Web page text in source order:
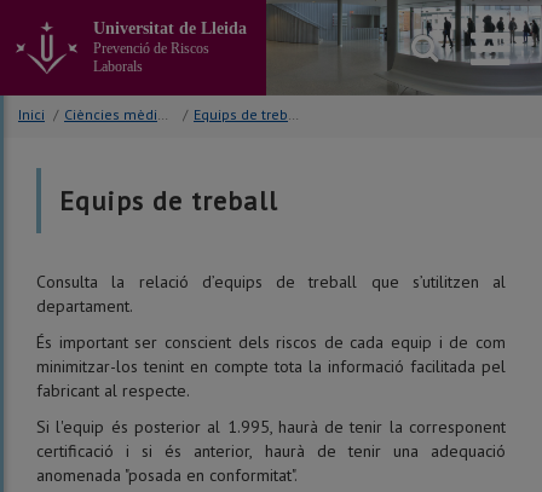
contingut
Universitat de Lleida
Prevenció de Riscos
Laborals
Inici / Ciències mèdiques bàsiques / Equips de treball
Equips de treball
Consulta la relació d’equips de treball que s’utilitzen al
departament.
És important ser conscient dels riscos de cada equip i de com
minimitzar-los tenint en compte tota la informació facilitada pel
fabricant al respecte.
Si l'equip és posterior al 1.995, haurà de tenir la corresponent
certificació i si és anterior, haurà de tenir una adequació
anomenada "posada en conformitat".